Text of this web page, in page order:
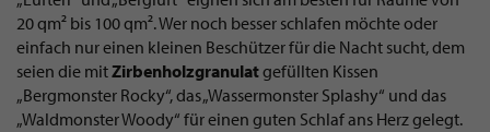
20 qm² bis 100 qm². Wer noch besser schlafen möchte oder
einfach nur einen kleinen Beschützer für die Nacht sucht, dem
seien die mitZirbenholzgranulatgefüllten Kissen
„Bergmonster Rocky“, das „Wassermonster Splashy“ und das
„Waldmonster Woody“ für einen guten Schlaf ans Herz gelegt.